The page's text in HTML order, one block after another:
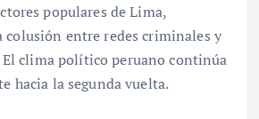
populares de Lima,
colusión entre redes criminales y
clima político peruano continúa
hacia la segunda vuelta.